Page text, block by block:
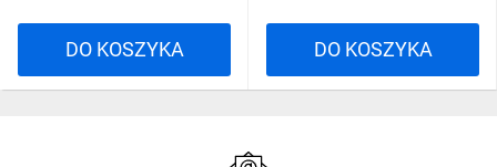
DO KOSZYKA DO KOSZYKA